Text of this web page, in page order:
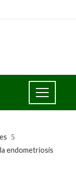
endometriosis